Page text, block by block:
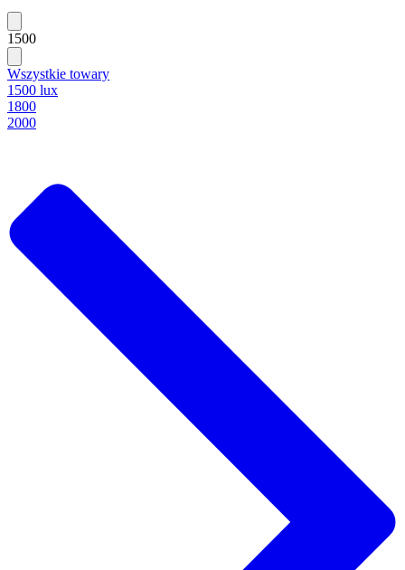
1500
Wszystkie towary
1500 lux
1800
2000